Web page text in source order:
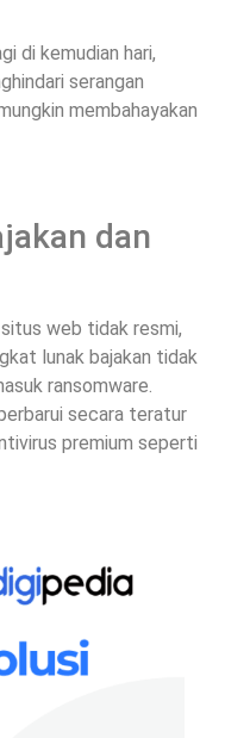
di kemudian hari,
serangan
membahayakan
dan
web tidak resmi,
lunak bajakan tidak
ransomware.
secara teratur
premium seperti